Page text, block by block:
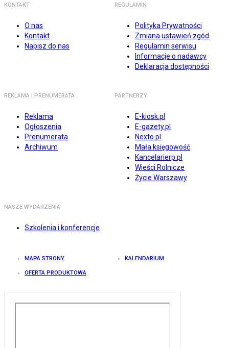
KONTAKT
O nas
Kontakt
Napisz do nas
REGULAMIN
Polityka Prywatności
Zmiana ustawień zgód
Regulamin serwisu
Informacje o nadawcy
Deklaracja dostępności
REKLAMA I PRENUMERATA
Reklama
Ogłoszenia
Prenumerata
Archiwum
PARTNERZY
E-kiosk.pl
E-gazety.pl
Nexto.pl
Mała księgowość
Kancelarierp.pl
Wieści Rolnicze
Życie Warszawy
NASZE WYDARZENIA
Szkolenia i konferencje
MAPA STRONY KALENDARIUM
OFERTA PRODUKTOWA